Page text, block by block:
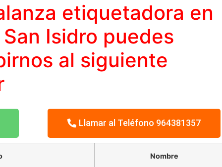
etiquetadora en
Isidro puedes
al siguiente
Llamar al Teléfono 964381357
Nombre